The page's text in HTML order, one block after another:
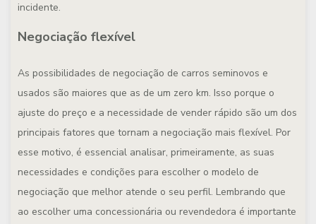
incidente.
Negociação flexível
As possibilidades de negociação de carros seminovos e
usados são maiores que as de um zero km. Isso porque o
ajuste do preço e a necessidade de vender rápido são um dos
principais fatores que tornam a negociação mais flexível. Por
esse motivo, é essencial analisar, primeiramente, as suas
necessidades e condições para escolher o modelo de
negociação que melhor atende o seu perfil. Lembrando que
ao escolher uma concessionária ou revendedora é importante